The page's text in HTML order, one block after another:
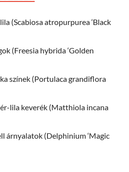
(Scabiosa atropurpurea ‘Black
(Freesia hybrida ‘Golden
színek (Portulaca grandiflora
lila keverék (Matthiola incana
árnyalatok (Delphinium ‘Magic